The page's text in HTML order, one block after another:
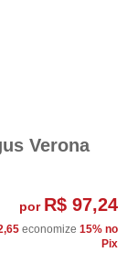
Verona
por R$ 97,24
economize 15% no
Pix